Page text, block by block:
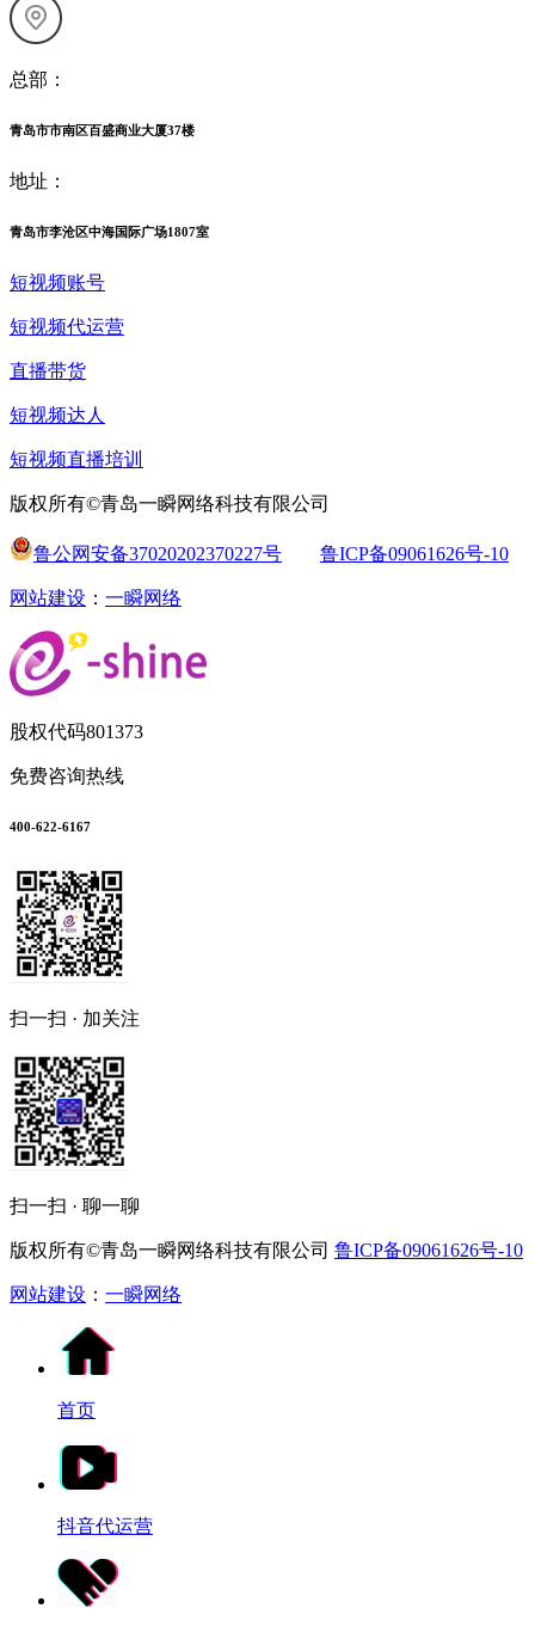
总部：
青岛市市南区百盛商业大厦37楼
地址：
青岛市李沧区中海国际广场1807室
短视频账号
短视频代运营
直播带货
短视频达人
短视频直播培训
版权所有©青岛一瞬网络科技有限公司
鲁公网安备37020202370227号 鲁ICP备09061626号-10
网站建设 ： 一瞬网络
股权代码801373
免费咨询热线
400-622-6167
扫一扫 · 加关注
扫一扫 · 聊一聊
版权所有©青岛一瞬网络科技有限公司 鲁ICP备09061626号-10
网站建设 ： 一瞬网络
首页
抖音代运营